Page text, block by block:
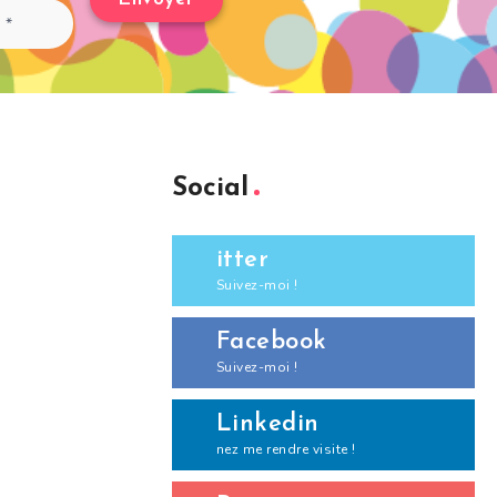
Social
itter
Suivez-moi !
Facebook
Suivez-moi !
Linkedin
nez me rendre visite !